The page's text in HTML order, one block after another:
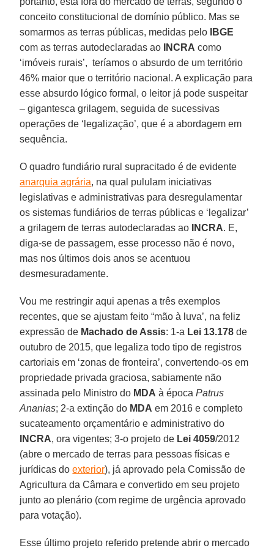
conceito constitucional de domínio público. Mas se
somarmos as terras públicas, medidas pelo
IBGE
com as terras autodeclaradas ao
INCRA como
‘imóveis rurais’, teríamos o absurdo de um território
46% maior que o território nacional. A explicação para
esse absurdo lógico formal, o leitor já pode suspeitar
– gigantesca grilagem, seguida de sucessivas
operações de ‘legalização’, que é a abordagem em
sequência.
O quadro fundiário rural supracitado é de evidente
anarquia agrária, na qual pululam iniciativas
legislativas e administrativas para desregulamentar
os sistemas fundiários de terras públicas e ‘legalizar’
a grilagem de terras autodeclaradas ao
INCRA. E,
diga-se de passagem, esse processo não é novo,
mas nos últimos dois anos se acentuou
desmesuradamente.
Vou me restringir aqui apenas a três exemplos
recentes, que se ajustam feito “mão à luva’, na feliz
expressão de Machado de Assis: 1-a Lei 13.178 de
outubro de 2015, que legaliza todo tipo de registros
cartoriais em ‘zonas de fronteira’, convertendo-os em
propriedade privada graciosa, sabiamente não
assinada pelo Ministro do MDA à épocaPatrus
Ananias; 2-a extinção do MDA em 2016 e completo
sucateamento orçamentário e administrativo do
INCRA, ora vigentes; 3-o projeto de Lei 4059/2012
(abre o mercado de terras para pessoas físicas e
jurídicas doexterior), já aprovado pela Comissão de
Agricultura da Câmara e convertido em seu projeto
junto ao plenário (com regime de urgência aprovado
para votação).
Esse último projeto referido pretende abrir o mercado